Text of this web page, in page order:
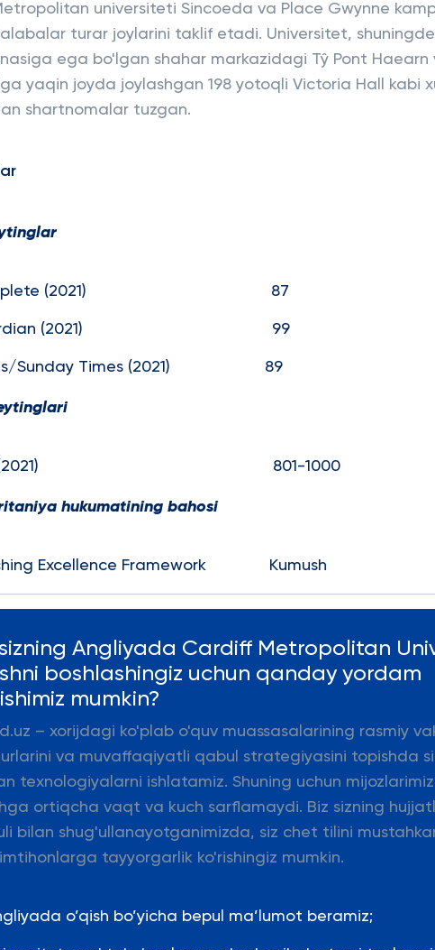
universiteti Sincoeda va Place Gwynne
turar joylarini taklif etadi. Universitet,
ega bo'lgan shahar markazidagi Tŷ Pont Haearn
yaqin joyda joylashgan 198 yotoqli Victoria Hall kabi
shartnomalar tuzgan.
(2021) 87
(2021) 99
Sunday Times (2021) 89
(2021) 801-1000
hukumatining bahosi
Excellence Framework Kumush
sizning Angliyada Cardiff Metropolitan
boshlashingiz uchun qanday yordam
mumkin?
– xorijdagi ko'plab o'quv muassasalarining rasmiy
va muvaffaqiyatli qabul strategiyasini topishda
texnologiyalarni ishlatamiz. Shuning uchun
ortiqcha vaqt va kuch sarflamaydi. Biz sizning
bilan shug'ullanayotganimizda, siz chet tilini
tayyorgarlik ko'rishingiz mumkin.
o’qish bo’yicha bepul ma’lumot beramiz;